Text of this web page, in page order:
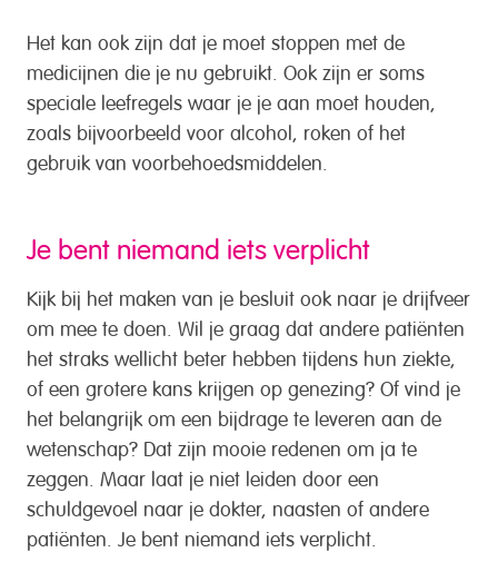
Het kan ook zijn dat je moet stoppen met de
medicijnen die je nu gebruikt. Ook zijn er soms
speciale leefregels waar je je aan moet houden,
zoals bijvoorbeeld voor alcohol, roken of het
gebruik van voorbehoedsmiddelen.
Je bent niemand iets verplicht
Kijk bij het maken van je besluit ook naar je drijfveer
om mee te doen. Wil je graag dat andere patiënten
het straks wellicht beter hebben tijdens hun ziekte,
of een grotere kans krijgen op genezing? Of vind je
het belangrijk om een bijdrage te leveren aan de
wetenschap? Dat zijn mooie redenen om ja te
zeggen. Maar laat je niet leiden door een
schuldgevoel naar je dokter, naasten of andere
patiënten. Je bent niemand iets verplicht.